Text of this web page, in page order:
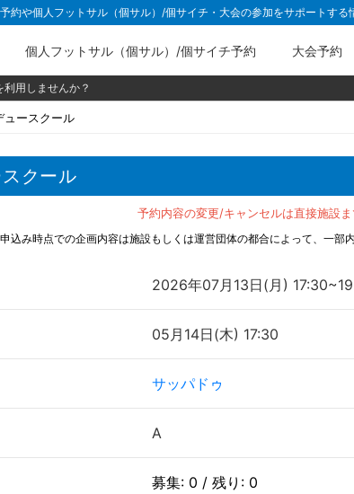
や個人フットサル（個サル）/個サイチ・大会の参加をサポートする
個人フットサル（個サル）/個サイチ予約 大会予約
用しませんか？
ュースクール
クール
予約内容の変更/キャンセルは直接施設ま
込み時点での企画内容は施設もしくは運営団体の都合によって、一部
2026年07月13日(月)
05月14日(木) 17:30
サッパドゥ
A
募集: 0 / 残り: 0